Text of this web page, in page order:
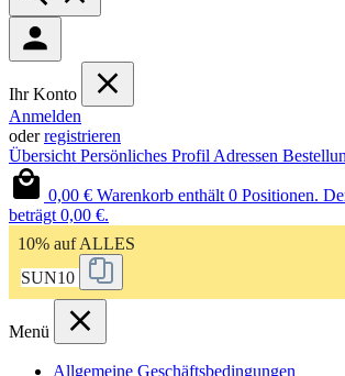
Ihr Konto
Anmelden
oderregistrieren
Übersicht Persönliches Profil Adressen
0,00 € Warenkorb enthält 0 Positionen.
beträgt 0,00 €.
10% auf ALLES
SUN10
Menü
Allgemeine Geschäftsbedingungen